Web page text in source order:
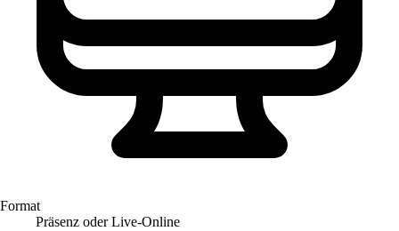
Format
Präsenz oder Live-Online